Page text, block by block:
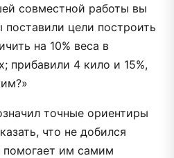
совместной работы вы
цели построить
на 10% веса в
прибавили 4 кило и 15%,
точные ориентиры
что не добился
им самим